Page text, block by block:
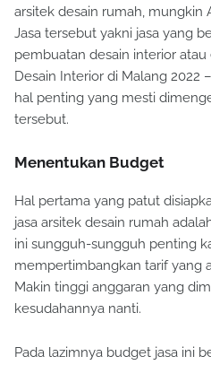
arsitek desain rumah, mungkin
Jasa tersebut yakni jasa yang
pembuatan desain interior atau
Desain Interior di Malang 2022
hal penting yang mesti
tersebut.
Menentukan Budget
Hal pertama yang patut
jasa arsitek desain rumah
ini sungguh-sungguh penting
mempertimbangkan tarif yang
Makin tinggi anggaran yang
kesudahannya nanti.
Pada lazimnya budget jasa ini